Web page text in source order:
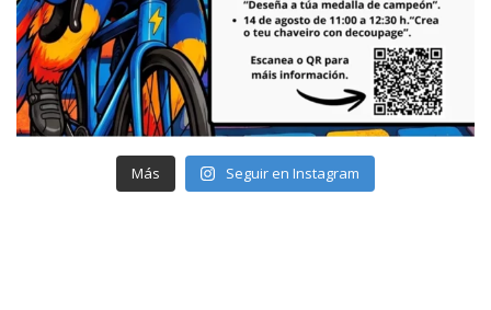
Más Seguir en Instagram